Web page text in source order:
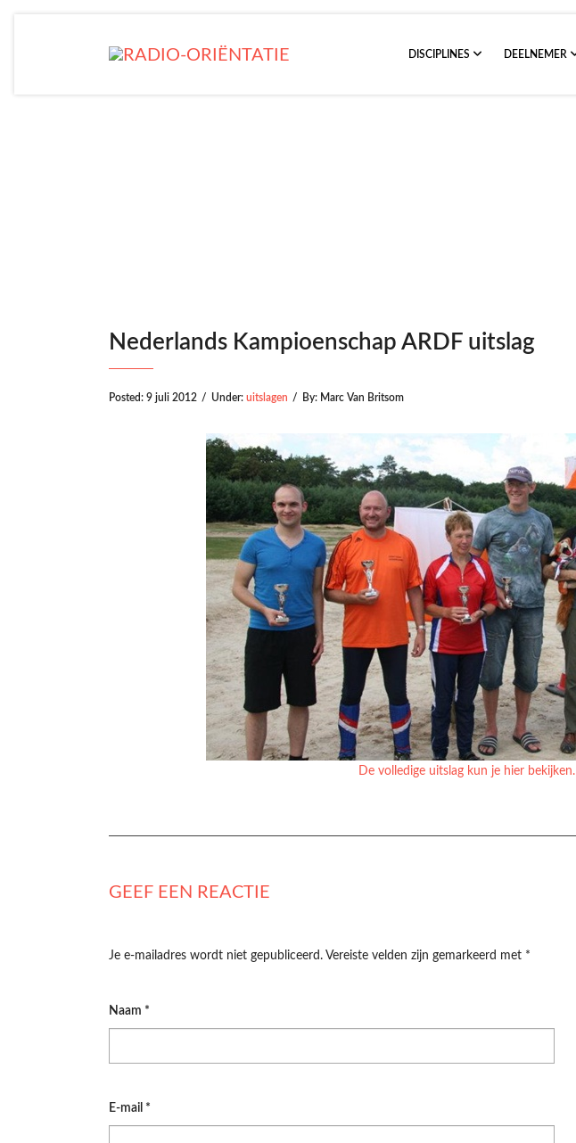
DISCIPLINES DEELNEMER
Nederlands Kampioenschap ARDF uitslag
Posted: 9 juli 2012 / Under: uitslagen / By: Marc Van Britsom
De volledige uitslag kun je hier bekijken.
GEEF EEN REACTIE
Je e-mailadres wordt niet gepubliceerd. Vereiste velden zijn gemarkeerd met *
Naam *
E-mail *